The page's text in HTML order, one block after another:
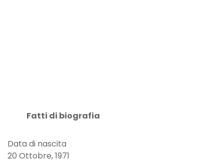
Fatti di biografia
Data di nascita
20 Ottobre, 1971